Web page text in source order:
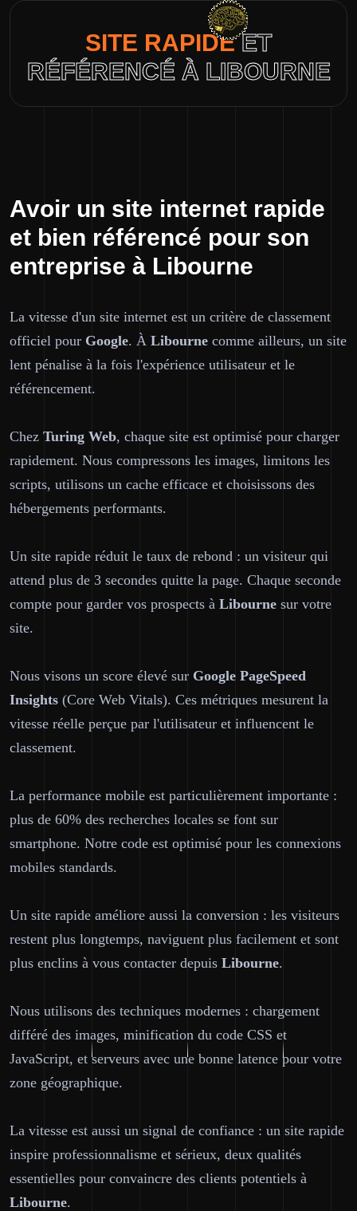
SITE RAPIDEET
RÉFÉRENCÉ À LIBOURNE
Avoir un site internet rapide
et bien référencé pour son
entreprise à Libourne
La vitesse d'un site internet est un critère de classement
officiel pour Google. À Libourne comme ailleurs, un site
lent pénalise à la fois l'expérience utilisateur et le
référencement.
Chez Turing Web, chaque site est optimisé pour charger
rapidement. Nous compressons les images, limitons les
scripts, utilisons un cache efficace et choisissons des
hébergements performants.
Un site rapide réduit le taux de rebond : un visiteur qui
attend plus de 3 secondes quitte la page. Chaque seconde
compte pour garder vos prospects à Libourne sur votre
site.
Nous visons un score élevé sur Google PageSpeed
Insights (Core Web Vitals). Ces métriques mesurent la
vitesse réelle perçue par l'utilisateur et influencent le
classement.
La performance mobile est particulièrement importante :
plus de 60% des recherches locales se font sur
smartphone. Notre code est optimisé pour les connexions
mobiles standards.
Un site rapide améliore aussi la conversion : les visiteurs
restent plus longtemps, naviguent plus facilement et sont
plus enclins à vous contacter depuis Libourne.
Nous utilisons des techniques modernes : chargement
différé des images, minification du code CSS et
JavaScript, et serveurs avec une bonne latence pour votre
zone géographique.
La vitesse est aussi un signal de confiance : un site rapide
inspire professionnalisme et sérieux, deux qualités
essentielles pour convaincre des clients potentiels à
Libourne.